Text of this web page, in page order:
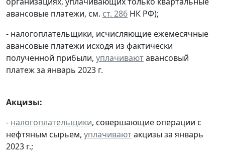
авансовые платежи, см. ст. 286 НК РФ);
- налогоплательщики, исчисляющие ежемесячные
авансовые платежи исходя из фактически
полученной прибыли, уплачиваютавансовый
платеж за январь 2023 г.
Акцизы:
- налогоплательщики, совершающие операции с
нефтяным сырьем, уплачиваютакцизы за январь
2023 г.;